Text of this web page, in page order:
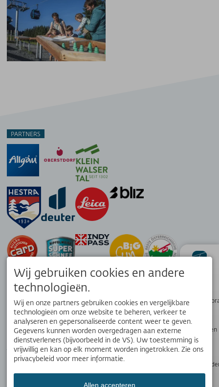
Webcams en
weer
PARTNERS
APP
Jouw lokale reisgenoot. Download de gratis OK Bergbahnen app!
Wij gebruiken cookies en andere
technologieën.
Wij en onze partners gebruiken cookies en vergelijkbare
technologieën om onze website te beheren, verkeer te
analyseren en gepersonaliseerde content weer te geven.
Gegevens kunnen worden overgedragen aan externe
dienstverleners (bijvoorbeeld in de VS). Uw toestemming is
vrijwillig en kan op elk moment worden ingetrokken. Zie ons
privacybeleid voor meer informatie.
Allen accepteren